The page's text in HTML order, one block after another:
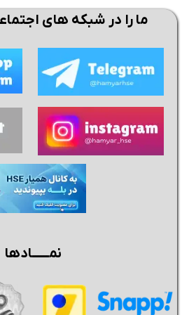
ما را در شبکه های
نمــــــادها